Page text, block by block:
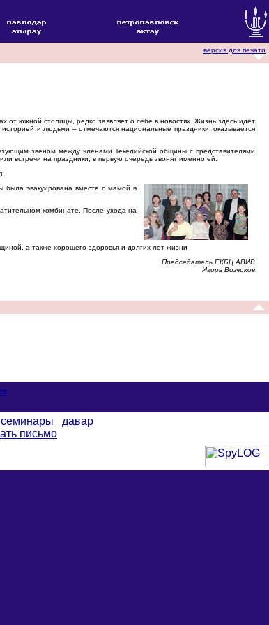
версия для печати
от южной столицы, редко заявляет о себе в новостях. Жизнь здесь идет
и людьми – отмечаются национальные праздники, оказывается
звеном между членами Текелийской общины с представителями
встречи на праздники, в первую очередь звонят именно ей.
была эвакуирована вместе с мамой в
комбинате. После ухода на
а также хорошего здоровья и долгих лет жизни
Председатель ЕКБЦ АВИВ
Игорь Возчиков
семинары
давар
письмо